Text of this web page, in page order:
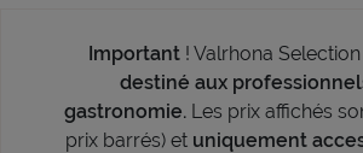
Important! Valrhona
destiné aux
gastronomie.Les prix affichés
prix barrés) et uniquement